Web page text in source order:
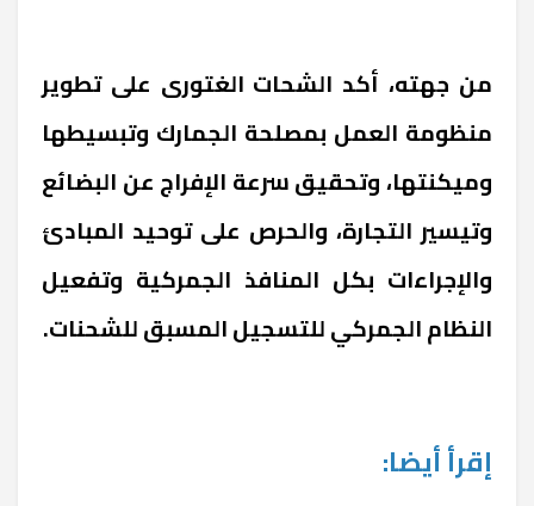
من جهته، أكد الشحات الغتورى على تطوير
منظومة العمل بمصلحة الجمارك وتبسيطها
وميكنتها، وتحقيق سرعة الإفراج عن البضائع
وتيسير التجارة، والحرص على توحيد المبادئ
والإجراءات بكل المنافذ الجمركية وتفعيل
النظام الجمركي للتسجيل المسبق للشحنات.
إقرأ أيضا: